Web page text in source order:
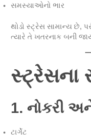
સમસ્યાઓનો ભાર
થોડો સ્ટ્રેસ સામાન્ય છે,
ત્યારે તે ખતરનાક બની
સ્ટ્રેસના
1. નોકરી
ટાર્ગેટ